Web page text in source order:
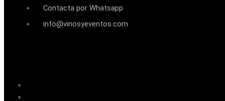
Contacta por Whatsapp
info@vinosyeventos.com